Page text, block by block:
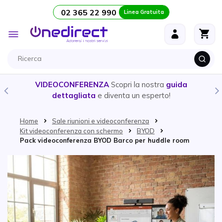
Salta al contenuto 02 365 22 990 Linea Gratuita
Toggle
Nav
VIDEOCONFERENZA Scopri la nostra guida
dettagliata e diventa un esperto!
Home
Sale riunioni e videoconferenza
Kit videoconferenza con schermo
BYOD
Pack videoconferenza BYOD Barco per huddle room
Vai alla fine della galleria di immagini